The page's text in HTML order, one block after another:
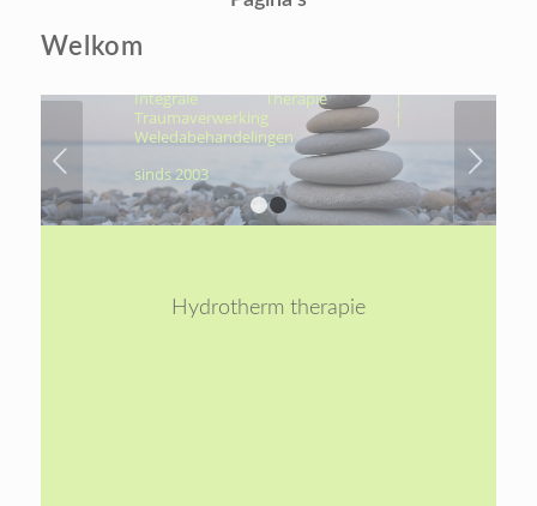
Welkom
KERN, OM VOLUIT TE
LEVEN
Integrale Therapie |
Traumaverwerking |
Weledabehandelingen
sinds 2003
Volgende
1 2
Hydrotherm therapie